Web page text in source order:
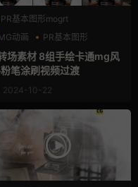
PR基本图形mogrt
动画
PR基本图形
形动画
场素材 8组手绘卡通mg风
笔涂刷视频过渡
2024-10-22